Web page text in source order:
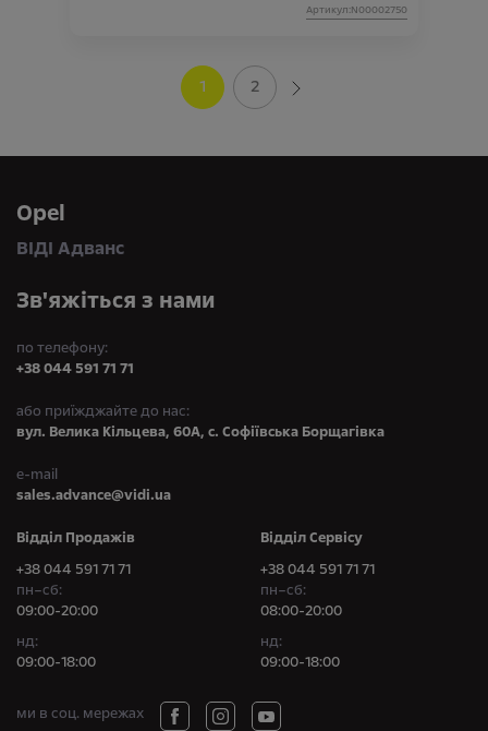
Артикул:N00002750
1 2
Opel
ВІДІ Адванс
Зв'яжіться з нами
по телефону:
+38 044 591 71 71
або приїжджайте до нас:
вул. Велика Кільцева, 60А, с. Софіївська Борщагівка
e-mail
sales.advance@vidi.ua
Відділ Продажів
+38 044 591 71 71
пн–сб:
09:00-20:00
нд:
09:00-18:00
Відділ Сервісу
+38 044 591 71 71
пн–сб:
08:00-20:00
нд:
09:00-18:00
ми в соц. мережах